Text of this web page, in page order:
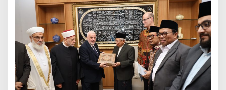
T
U
R
A
H
I
M
D
E